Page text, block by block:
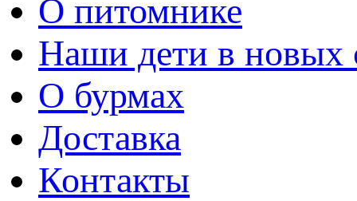
О питомнике
Наши дети в новых
О бурмах
Доставка
Контакты